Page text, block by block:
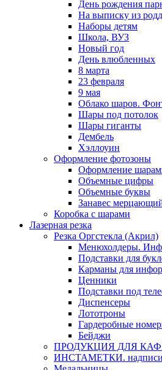
День рождения
На выписку из
Наборы детям
Школа, ВУЗ
Новый год
День влюбленных
8 марта
23 февраля
9 мая
Облако шаров.
Шары под потолок
Шары гиганты
Дембель
Хэллоуин
Оформление фотозоны
Оформление
Объемные цифры
Объемные буквы
Занавес
Коробка с шарами
Лазерная резка
Резка Оргстекла (Акрил)
Менюхолдеры.
Подставки для
Карманы для
Ценники
Подставки под
Диспенсеры
Лототроны
Гардеробные
Бейджи
ПРОДУКЦИЯ ДЛЯ
ИНСТАМЕТКИ.